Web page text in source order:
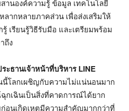
านองค์ความรู้ ข้อมูล เทคโนโลยี
ลากหลายภาคส่วน เพื่อส่งเสริมให้
เรียนรู้วิธีรับมือ และเตรียมพร้อม
ถึง
ะธานเจ้าหน้าที่บริหารLINE
นี้โลกเผชิญกับความไม่แน่นอนมาก
เฉินเป็นสิ่งที่คาดการณ์ได้ยาก
อนเกิดเหตุมีความสำคัญมากกว่าที่